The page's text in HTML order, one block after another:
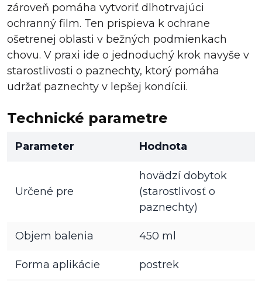
zároveň pomáha vytvoriť dlhotrvajúci
ochranný film. Ten prispieva k ochrane
ošetrenej oblasti v bežných podmienkach
chovu. V praxi ide o jednoduchý krok navyše v
starostlivosti o paznechty, ktorý pomáha
udržať paznechty v lepšej kondícii.
Technické parametre
Parameter Hodnota
Určené pre
hovädzí dobytok
(starostlivosť o
paznechty)
Objem balenia 450 ml
Forma aplikácie postrek